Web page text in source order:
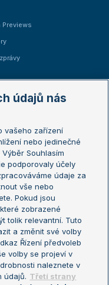
Previews
Open
údajů nás
vašeho zařízení
nebo jedinečné
Souhlasím
podporovaly účely
údaje za
vše nebo
Pokud jsou
zobrazené
tolik relevantní. Tuto
a změnit své volby
Řízení předvoleb
volby se projeví v
naleznete v
údajů. Třetí strany